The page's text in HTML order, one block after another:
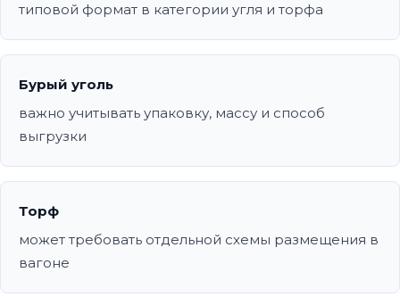
типовой формат в категории угля и торфа
Бурый уголь
важно учитывать упаковку, массу и способ
выгрузки
Торф
может требовать отдельной схемы размещения в
вагоне